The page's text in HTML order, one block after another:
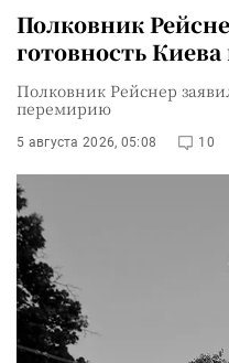
Полковник
готовность
Полковник Рейснер
перемирию
5 августа 2026, 05:08 10